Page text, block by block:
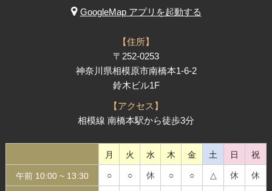
GoogleMap アプリを起動する
【住所】
〒252-0253
神奈川県相模原市南橋本1-6-2
鈴木ビル1F
【アクセス】
相模線 南橋本駅から徒歩3分
月 火 水 木 金 土 日 祝
午前 10:00 ~ 13:30 ○ ○ 休 ○ ○ △ 休 休